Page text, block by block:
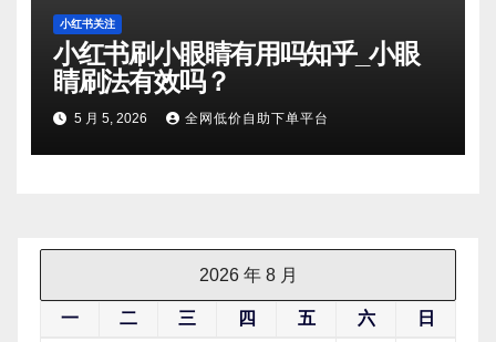
小红书关注
小红书刷小眼睛有用吗知乎_小眼
睛刷法有效吗？
5 月 5, 2026 全网低价自助下单平台
2026 年 8 月
一 二 三 四 五 六 日